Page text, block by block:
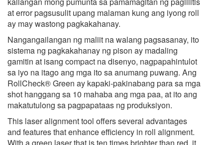
at error pagsusulit upang malaman kung ang iyong roll
ay may wastong pagkakahanay.
Nangangailangan ng maliit na walang pagsasanay, ito
sistema ng pagkakahanay ng pison ay madaling
gamitin at isang compact na disenyo, nagpapahintulot
sa iyo na itago ang mga ito sa anumang puwang. Ang
RollCheck® Green ay kapaki-pakinabang para sa mga
shot hanggang sa 10 mahaba ang mga paa, at ito ang
makatutulong sa pagpapataas ng produksiyon.
This laser alignment tool offers several advantages
and features that enhance efficiency in roll alignment.